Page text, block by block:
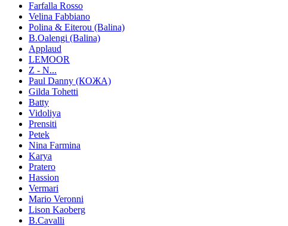
Farfalla Rosso
Velina Fabbiano
Polina & Eiterou (Balina)
B.Oalengi (Balina)
Applaud
LEMOOR
Z - N...
Paul Danny (КОЖА)
Gilda Tohetti
Batty
Vidoliya
Prensiti
Petek
Nina Farmina
Karya
Pratero
Hassion
Vermari
Mario Veronni
Lison Kaoberg
B.Cavalli